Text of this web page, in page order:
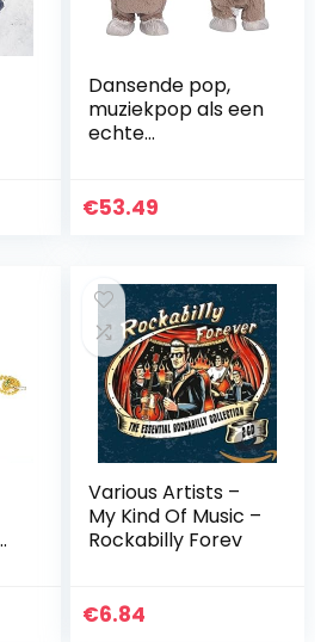
Dansende pop,
muziekpop als een
echte
voor kind voor
€53.49
Various Artists –
My Kind Of Music –
Rockabilly Forev
€6.84